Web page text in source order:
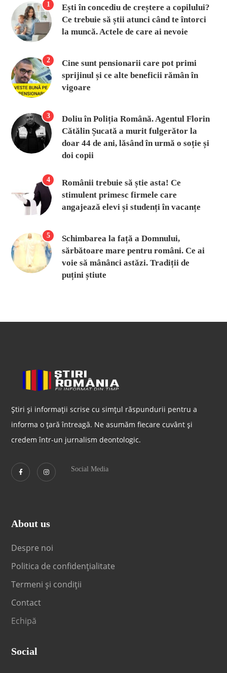
1
Ești în concediu de creștere a copilului?
Ce trebuie să știi atunci când te întorci
la muncă. Actele de care ai nevoie
2
Cine sunt pensionarii care pot primi
sprijinul și ce alte beneficii rămân în
vigoare
3
Doliu în Poliția Română. Agentul Florin
Cătălin Șucată a murit fulgerător la
doar 44 de ani, lăsând în urmă o soție și
doi copii
4
Românii trebuie să știe asta! Ce
stimulent primesc firmele care
angajează elevi și studenți în vacanțe
5
Schimbarea la față a Domnului,
sărbătoare mare pentru români. Ce ai
voie să mânânci astăzi. Tradiții de
puțini știute
Știri și informații scrise cu simțul răspundurii pentru a
informa o țară întreagă. Ne asumăm fiecare cuvânt și
credem într-un jurnalism deontologic.
Social Media
About us
Despre noi
Politica de confidențialitate
Termeni și condiții
Contact
Echipă
Social